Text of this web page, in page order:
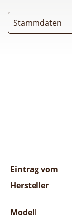
Stammdaten
Eintrag vom
Hersteller
Modell